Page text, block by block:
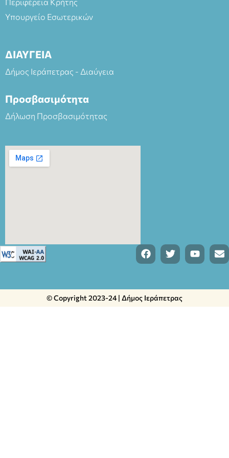
Υπουργείο Εσωτερικών
ΔΙΑΥΓΕΙΑ
Δήμος Ιεράπετρας - Διαύγεια
Προσβασιμότητα
Δήλωση Προσβασιμότητας
© Copyright 2023-24 | Δήμος Ιεράπετρας